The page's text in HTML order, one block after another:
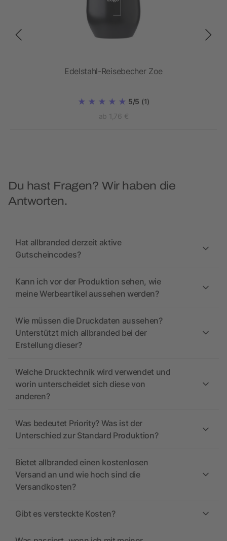
Edelstahl-Reisebecher Zoe
5/5 (1)
ab 1,76 €
Du hast Fragen? Wir haben die
Antworten.
Hat allbranded derzeit aktive
Gutscheincodes?
Kann ich vor der Produktion sehen, wie
meine Werbeartikel aussehen werden?
Wie müssen die Druckdaten aussehen?
Unterstützt mich allbranded bei der
Erstellung dieser?
Welche Drucktechnik wird verwendet und
worin unterscheidet sich diese von
anderen?
Was bedeutet Priority? Was ist der
Unterschied zur Standard Produktion?
Bietet allbranded einen kostenlosen
Versand an und wie hoch sind die
Versandkosten?
Gibt es versteckte Kosten?